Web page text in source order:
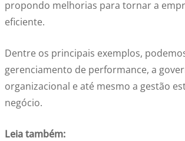
propondo melhorias para tornar a
eficiente.
Dentre os principais exemplos,
gerenciamento de performance, a
organizacional e até mesmo a gestão
negócio.
Leia também: